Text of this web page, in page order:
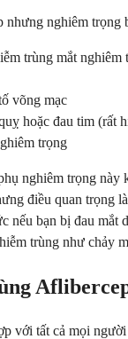
nhưng nghiêm trọng
trùng mắt nghiêm
võng mạc
hoặc đau tim (rất
trọng
nghiêm trọng này
điều quan trọng
nếu bạn bị đau mắt
trùng như chảy
với tất cả mọi người